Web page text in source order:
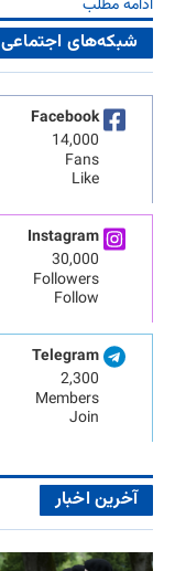
ادامه مطلب
شبکه‌های اجتماعی
Facebook
14,000
Fans
Like
Instagram
30,000
Followers
Follow
Telegram
2,300
Members
Join
آخرین اخبار